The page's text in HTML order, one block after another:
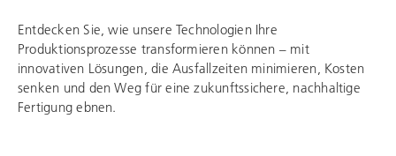
Entdecken Sie, wie unsere Technologien Ihre
Produktionsprozesse transformieren können – mit
innovativen Lösungen, die Ausfallzeiten minimieren, Kosten
senken und den Weg für eine zukunftssichere, nachhaltige
Fertigung ebnen.